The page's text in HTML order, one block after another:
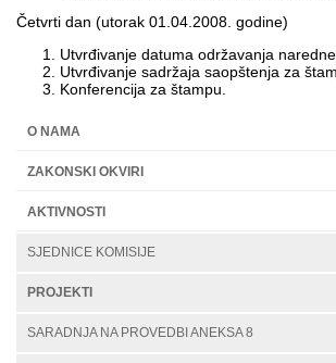
Četvrti dan (utorak 01.04.2008. godine)
Utvrđivanje datuma održavanja
Utvrđivanje sadržaja saopštenja za
Konferencija za štampu.
O NAMA
ZAKONSKI OKVIRI
AKTIVNOSTI
SJEDNICE KOMISIJE
PROJEKTI
SARADNJA NA PROVEDBI ANEKSA 8